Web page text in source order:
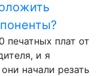
печатных плат от
и я
начали резать